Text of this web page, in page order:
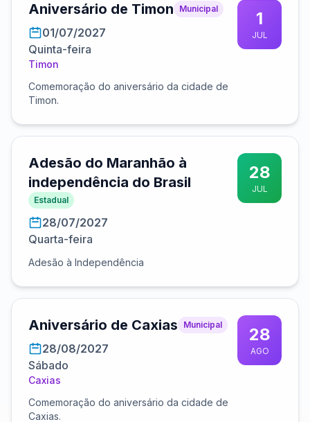
Aniversário de Timon Municipal
01/07/2027
Quinta-feira
Timon
Comemoração do aniversário da cidade de
Timon.
1
JUL
Adesão do Maranhão à
independência do Brasil
Estadual
28/07/2027
Quarta-feira
Adesão à Independência
28
JUL
Aniversário de Caxias Municipal
28/08/2027
Sábado
Caxias
Comemoração do aniversário da cidade de
Caxias.
28
AGO